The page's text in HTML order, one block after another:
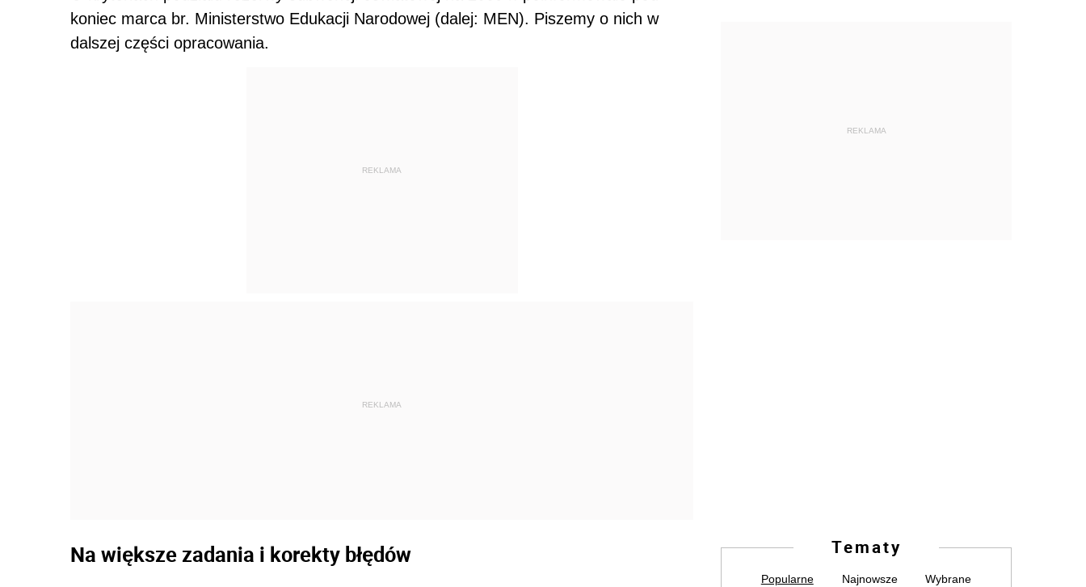
koniec marca br. Ministerstwo Edukacji Narodowej (dalej: MEN). Piszemy o nich w
dalszej części opracowania.
REKLAMA
REKLAMA
Na większe zadania i korekty błędów
REKLAMA
Tematy
Popularne Najnowsze Wybrane